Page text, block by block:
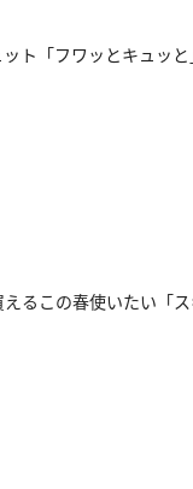
ト「フワッとキュッ
るこの春使いたい「